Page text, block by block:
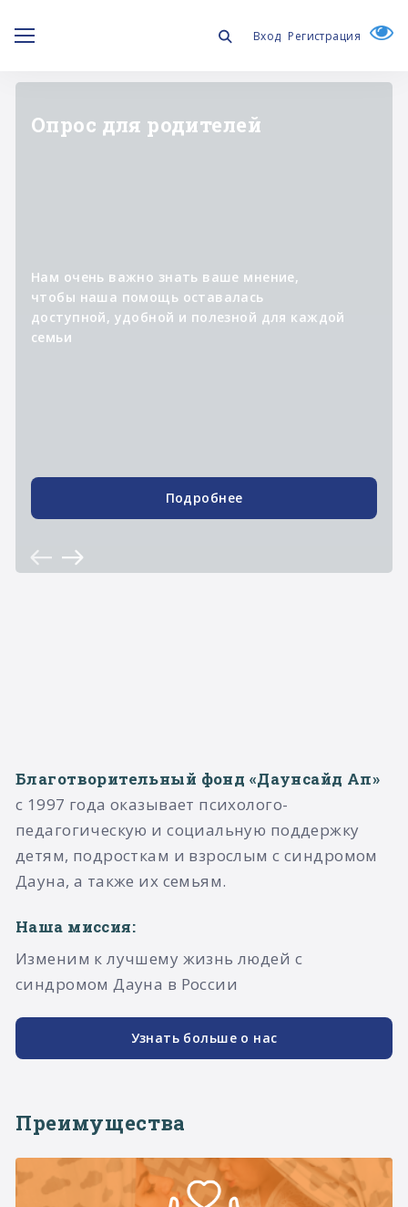
Вход Регистрация
"ЛИЧНОЕ ДЕЛО"
реализации программ фонда,
помогая изменять к лучшему
Подробнее
Благотворительный фонд «Даунсайд Ап»
с 1997 года оказывает психолого-
педагогическую и социальную поддержку
детям, подросткам и взрослым с синдромом
Дауна, а также их семьям.​
Наша миссия:
Изменим к лучшему жизнь людей с
синдромом Дауна в России
Узнать больше о нас
Преимущества